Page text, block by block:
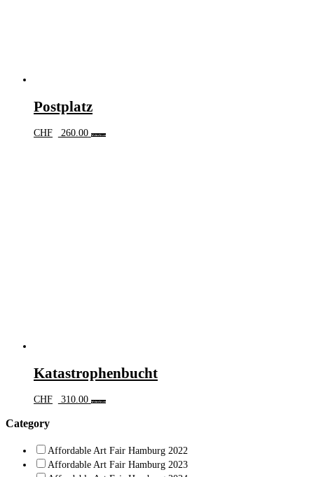
Postplatz
CHF 260.00 Weiterlesen
Katastrophenbucht
CHF 310.00 Weiterlesen
Category
Affordable Art Fair Hamburg 2022
Affordable Art Fair Hamburg 2023